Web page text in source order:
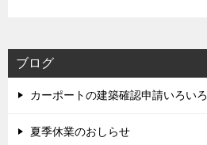
ブログ
カーポートの建築確認申請いろいろ
夏季休業のおしらせ